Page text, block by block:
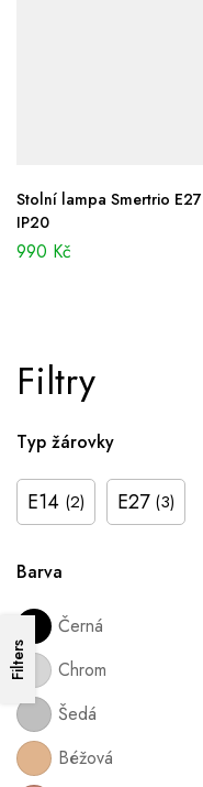
Filtry
Typ žárovky
E14 (2) E27 (3)
Barva
Černá
Chrom
Šedá
Béžová
Filters
Stolní lampa Smertrio E27
IP20
990 Kč